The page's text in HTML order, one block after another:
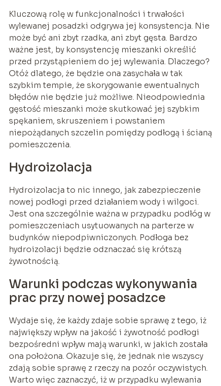
Kluczową rolę w funkcjonalności i trwałości
wylewanej posadzki odgrywa jej konsystencja. Nie
może być ani zbyt rzadka, ani zbyt gęsta. Bardzo
ważne jest, by konsystencję mieszanki określić
przed przystąpieniem do jej wylewania. Dlaczego?
Otóż dlatego, że będzie ona zasychała w tak
szybkim tempie, że skorygowanie ewentualnych
błędów nie będzie już możliwe. Nieodpowiednia
gęstość mieszanki może skutkować jej szybkim
spękaniem, skruszeniem i powstaniem
niepożądanych szczelin pomiędzy podłogą i ścianą
pomieszczenia.
Hydroizolacja
Hydroizolacja to nic innego, jak zabezpieczenie
nowej podłogi przed działaniem wody i wilgoci.
Jest ona szczególnie ważna w przypadku podłóg w
pomieszczeniach usytuowanych na parterze w
budynków niepodpiwniczonych. Podłoga bez
hydroizolacji będzie odznaczać się krótszą
żywotnością.
Warunki podczas wykonywania
prac przy nowej posadzce
Wydaje się, że każdy zdaje sobie sprawę z tego, iż
największy wpływ na jakość i żywotność podłogi
bezpośredni wpływ mają warunki, w jakich została
ona położona. Okazuje się, że jednak nie wszyscy
zdają sobie sprawę z rzeczy na pozór oczywistych.
Warto więc zaznaczyć, iż w przypadku wylewania